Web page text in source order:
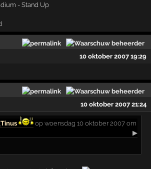
- Stand Up
10 oktober 2007 19:29
10 oktober 2007 21:24
op woensdag 10 oktober 2007 om
▶